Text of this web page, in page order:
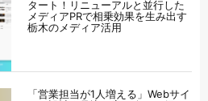
タート！リニューアルと並行した
メディアPRで相乗効果を生み出す
栃木のメディア活用
「営業担当が1人増える」Webサイ